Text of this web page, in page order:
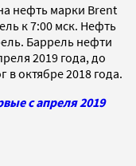
нефть марки Brent
к 7:00 мск. Нефть
Баррель нефти
2019 года, до
в октябре 2018 года.
с апреля 2019